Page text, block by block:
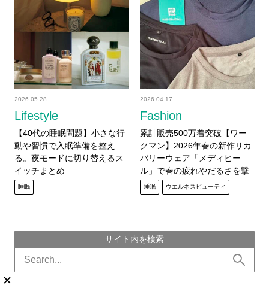
Lifestyle
2026.05.28
【40代の睡眠問題】小さな行
動や習慣で入眠準備を整え
る。夜モードに切り替えるス
イッチまとめ
睡眠
Fashion
2026.04.17
累計販売500万着突破【ワー
クマン】2026年春の新作リカ
バリーウェア「メディヒー
ル」で春の疲れやだるさを撃
退！
睡眠 ウエルネスビューティ
サイト内を検索